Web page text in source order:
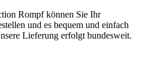
Rompf können Sie Ihr
und es bequem und einfach
Lieferung erfolgt bundesweit.